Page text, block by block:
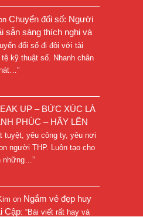
Chuyển đổi số: Người
sẵn sàng thích nghi và
đổi số đi đôi với tài
kỹ thuật số. Nhanh chân
”
UP – BỨC XÚC LÀ
PHÚC – HÃY LÊN
tuyệt, yêu công ty, yêu nơi
người THP. Luôn tạo cho
những…”
on Ngắm vẻ đẹp huy
Cập: “Bài viết rất hay và